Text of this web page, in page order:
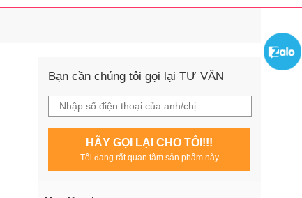
Bạn cần chúng tôi gọi lại TƯ VẤN
HÃY GỌI LẠI CHO TÔI!!!
Tôi đang rất quan tâm sản phẩm này